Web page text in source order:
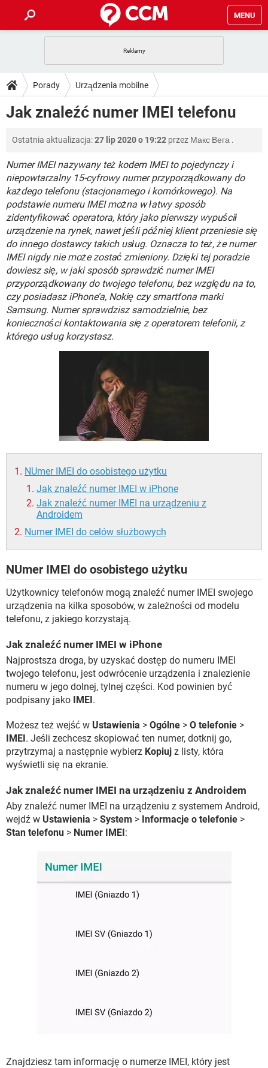
MENU
GRY WHATSAPP
SPOTIFY NETFLIX
PORADY
PlayStation TIKTOK
GRY WHATSAPP
SPOTIFY NETFLIX
INSTAGRAM FACEBOOK
WINDOWS 10
DO POBRANIA
IOS NETFLIX
INSTAGRAM FACEBOOK
WINDOWS 10
FORUM
COVID-19 TIKTOK
GRY WHATSAPP
SPOTIFY NETFLIX
INSTAGRAM FACEBOOK
WINDOWS 10
ARTYKUŁY
COVID-19 TIKTOK
WHATSAPP
SPOTIFY NETFLIX
INSTAGRAM FACEBOOK
WINDOWS 10
Porady Urządzenia mobilne
Jak znaleźć numer IMEI telefonu
Ostatnia aktualizacja:27 lip 2020 o 19:22 przez Макс Вега .
Numer IMEI nazywany też kodem IMEI to pojedynczy i
niepowtarzalny 15-cyfrowy numer przyporządkowany do
każdego telefonu (stacjonarnego i komórkowego). Na
podstawie numeru IMEI można w łatwy sposób
zidentyfikować operatora, który jako pierwszy wypuścił
urządzenie na rynek, nawet jeśli później klient przeniesie się
do innego dostawcy takich usług. Oznacza to też, że numer
IMEI nigdy nie może zostać zmieniony. Dzięki tej poradzie
dowiesz się, w jaki sposób sprawdzić numer IMEI
przyporządkowany do twojego telefonu, bez względu na to,
czy posiadasz iPhone’a, Nokię czy smartfona marki
Samsung. Numer sprawdzisz samodzielnie, bez
konieczności kontaktowania się z operatorem telefonii, z
którego usług korzystasz.
NUmer IMEI do osobistego użytku
Jak znaleźć numer IMEI w iPhone
Jak znaleźć numer IMEI na urządzeniu z
Androidem
Numer IMEI do celów służbowych
NUmer IMEI do osobistego użytku
Użytkownicy telefonów mogą znaleźć numer IMEI swojego
urządzenia na kilka sposobów, w zależności od modelu
telefonu, z jakiego korzystają.
Jak znaleźć numer IMEI w iPhone
Najprostsza droga, by uzyskać dostęp do numeru IMEI
twojego telefonu, jest odwrócenie urządzenia i znalezienie
numeru w jego dolnej, tylnej części. Kod powinien być
podpisany jako
IMEI .
Możesz też wejść w Ustawienia > Ogólne > O telefonie >
IMEI . Jeśli zechcesz skopiować ten numer, dotknij go,
przytrzymaj a następnie wybierz Kopiuj z listy, która
wyświetli się na ekranie.
Jak znaleźć numer IMEI na urządzeniu z Androidem
Aby znaleźć numer IMEI na urządzeniu z systemem Android,
wejdź w Ustawienia > System > Informacje o telefonie >
Stan telefonu > Numer IMEI :
Znajdziesz tam informację o numerze IMEI, który jest